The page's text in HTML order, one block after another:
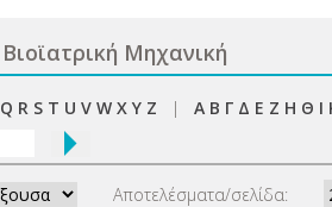
Βιοϊατρική Μηχανική
Q R S T U V W X Y Z | Α Β Γ Δ Ε Ζ Η Θ Ι
Αποτελέσματα/σελίδα: